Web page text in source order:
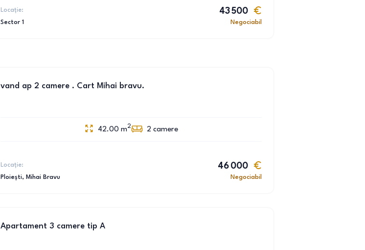
Locație:
Sector 1
43 500
Negociabil
vand ap 2 camere . Cart Mihai bravu.
42.00 m2 2 camere
Locație:
Ploiești, Mihai Bravu
46 000
Negociabil
Apartament 3 camere tip A